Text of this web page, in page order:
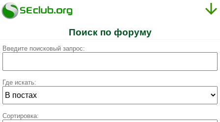
Поиск по форуму
Введите поисковый запрос:
Где искать:
Сортировка: